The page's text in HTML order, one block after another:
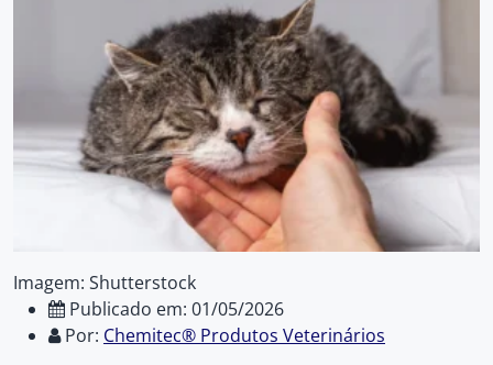
Imagem: Shutterstock
Publicado em: 01/05/2026
Por: Chemitec® Produtos Veterinários